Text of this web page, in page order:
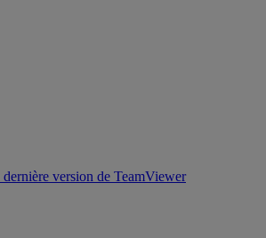
version de TeamViewer